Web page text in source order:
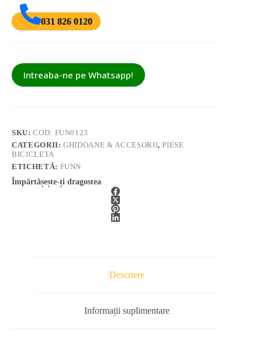
031 826 0120
Intreaba-ne pe Whatsapp!
SKU:COD: FUN0123
CATEGORII:GHIDOANE & ACCESORII,PIESE
BICICLETA
ETICHETĂ: FUNN
Împărtășește-ți dragostea
Descriere
Informații suplimentare